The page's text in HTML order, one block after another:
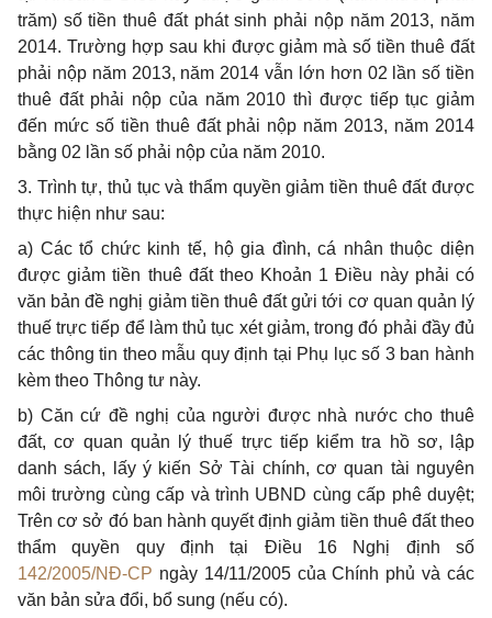
trăm) số tiền thuê đất phát sinh phải nộp năm 2013, năm
2014. Trường hợp sau khi được giảm mà số tiền thuê đất
phải nộp năm 2013, năm 2014 vẫn lớn hơn 02 lần số tiền
thuê đất phải nộp của năm 2010 thì được tiếp tục giảm
đến mức số tiền thuê đất phải nộp năm 2013, năm 2014
bằng 02 lần số phải nộp của năm 2010.
3. Trình tự, thủ tục và thẩm quyền giảm tiền thuê đất được
thực hiện như sau:
a) Các tổ chức kinh tế, hộ gia đình, cá nhân thuộc diện
được giảm tiền thuê đất theo Khoản 1 Điều này phải có
văn bản đề nghị giảm tiền thuê đất gửi tới cơ quan quản lý
thuế trực tiếp để làm thủ tục xét giảm,trong đó phải đầy đủ
các thông tin theo mẫu quy định tại Phụ lục số 3 ban hành
kèm theo Thông tư này.
b) Căn cứ đề nghị của người được nhà nước cho thuê
đất, cơ quan quản lý thuế trực tiếp kiểm tra hồ sơ, lập
danh sách, lấy ý kiến Sở Tài chính, cơ quan tài nguyên
môi trường cùng cấp và trình UBND cùng cấp phê duyệt;
Trên cơ sở đó ban hành quyết định giảm tiền thuê đất theo
thẩm quyền quy định tại Điều 16 Nghị định số
142/2005/NĐ-CP ngày 14/11/2005 của Chính phủ và các
văn bản sửa đổi, bổ sung (nếu có).